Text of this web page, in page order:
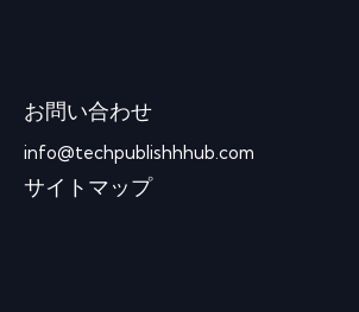
お問い合わせ
info@techpublishhhub.com
サイトマップ